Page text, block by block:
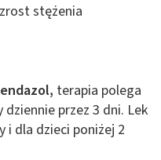
stężenia
terapia polega
przez 3 dni. Lek
i dla dzieci poniżej 2